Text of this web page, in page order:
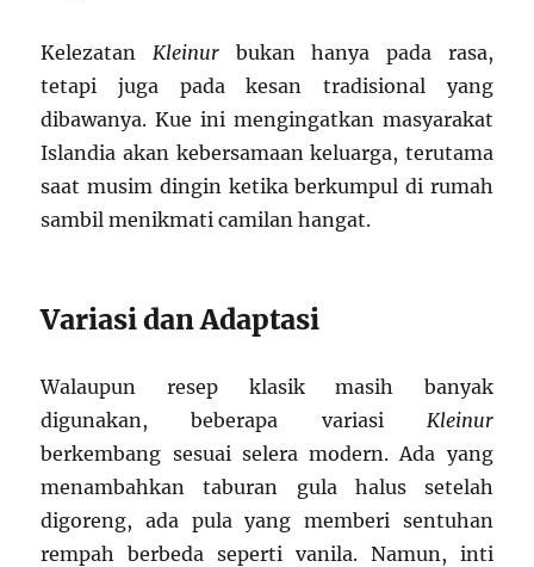
Kelezatan Kleinur bukan hanya pada rasa,
tetapi juga pada kesan tradisional yang
dibawanya. Kue ini mengingatkan masyarakat
Islandia akan kebersamaan keluarga, terutama
saat musim dingin ketika berkumpul di rumah
sambil menikmati camilan hangat.
Variasi dan Adaptasi
Walaupun resep klasik masih banyak
digunakan, beberapa variasi Kleinur
berkembang sesuai selera modern. Ada yang
menambahkan taburan gula halus setelah
digoreng, ada pula yang memberi sentuhan
rempah berbeda seperti vanila. Namun, inti